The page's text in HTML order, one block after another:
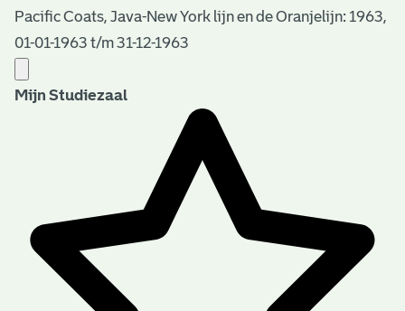
Pacific Coats, Java-New York lijn en de Oranjelijn: 1963,
01-01-1963 t/m 31-12-1963
Mijn Studiezaal